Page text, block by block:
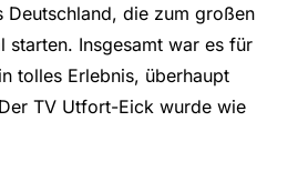
Deutschland, die zum großen
starten. Insgesamt war es für
tolles Erlebnis, überhaupt
TV Utfort-Eick wurde wie